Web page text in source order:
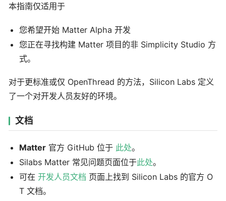
本指南仅适用于
您希望开始 Matter Alpha 开发
您正在寻找构建 Matter 项目的非 Simplicity Studio 方
式。
对于更标准或仅 OpenThread 的方法，Silicon Labs 定义
了一个对开发人员友好的环境。
文档
Matter 官方 GitHub 位于 此处。
Silabs Matter 常见问题页面位于此处。
可在开发人员文档 页面上找到 Silicon Labs 的官方 O
T 文档。